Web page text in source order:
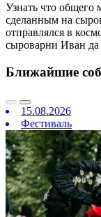
Узнать что
сделанным на
отправлялся в
сыроварни Иван
Ближайшие
15.08.2026
Фестиваль